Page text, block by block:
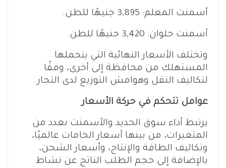
أسمنت المعلم: 3,895 جنيهًا للطن.
أسمنت حلوان: 3,420 جنيهًا للطن.
وتختلف الأسعار النهائية التي يتحملها
المستهلك من محافظة إلى أخرى، وفقًا
لتكاليف النقل وهوامش التوزيع لدى التجار.
عوامل تتحكم في حركة الأسعار
يرتبط أداء سوق الحديد والأسمنت بعدد من
المتغيرات، من بينها أسعار الخامات عالميًا،
وتكاليف الطاقة والإنتاج، وأسعار الشحن،
بالإضافة إلى حجم الطلب الناتج عن نشاط